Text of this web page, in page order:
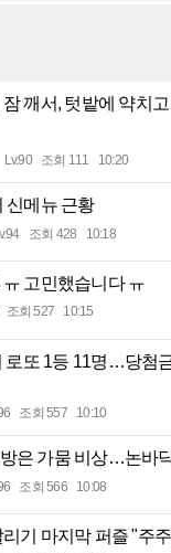
깨서, 텃밭에 약치
Lv.90 조회 111 10:20
신메뉴 근황
조회 428 10:18
ㅠ 고민했습니다 ㅠ
조회 527 10:15
로또 1등 11명…당첨
조회 557 10:10
은 가뭄 비상…논바
조회 566 10:08
리기 마지막 퍼즐 "주